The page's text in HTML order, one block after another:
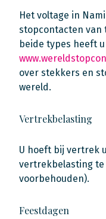
Het voltage in
stopcontacten van
beide types heeft
over stekkers en
wereld.
Vertrekbelasting
U hoeft bij vertrek
vertrekbelasting
voorbehouden).
Feestdagen